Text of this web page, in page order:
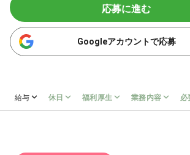
応募に進む
Googleアカウントで応募
給与 休日 福利厚生 業務内容 必